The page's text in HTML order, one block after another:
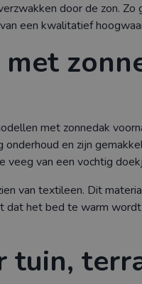
door de zon.
een kwalitatief
met zonnedak
en zijn
veeg van een vochtig
van textileen. Dit
het bed te warm
tuin,